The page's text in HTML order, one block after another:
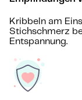
Kribbeln am
Stichschmerz
Entspannung.